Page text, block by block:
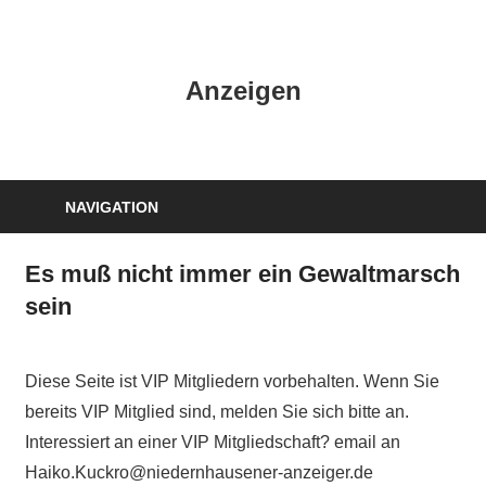
Media
Anzeigen
NAVIGATION
Es muß nicht immer ein Gewaltmarsch
sein
Diese Seite ist VIP Mitgliedern vorbehalten. Wenn Sie
bereits VIP Mitglied sind, melden Sie sich bitte an.
Interessiert an einer VIP Mitgliedschaft? email an
Haiko.Kuckro@niedernhausener-anzeiger.de